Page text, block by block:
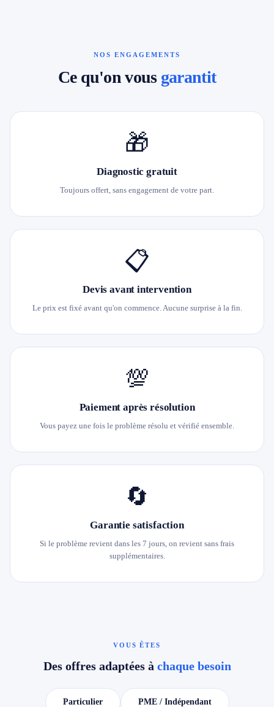
NOS ENGAGEMENTS
Ce qu'on vous garantit
🎁
Diagnostic gratuit
Toujours offert, sans engagement de votre part.
📋
Devis avant intervention
Le prix est fixé avant qu'on commence. Aucune surprise à la fin.
💯
Paiement après résolution
Vous payez une fois le problème résolu et vérifié ensemble.
🔄
Garantie satisfaction
Si le problème revient dans les 7 jours, on revient sans frais
supplémentaires.
VOUS ÊTES
Des offres adaptées à chaque besoin
Particulier PME / Indépendant